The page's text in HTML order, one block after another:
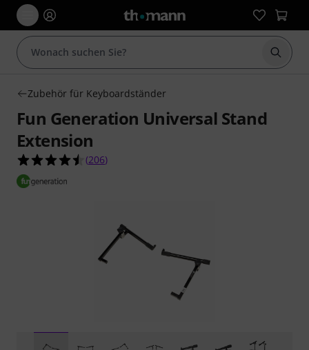
Suche
Zubehör für Keyboardständer
Fun Generation Universal Stand
Extension
4.5 von 5 Sternen aus 206 Kundenbewertungen
(206)